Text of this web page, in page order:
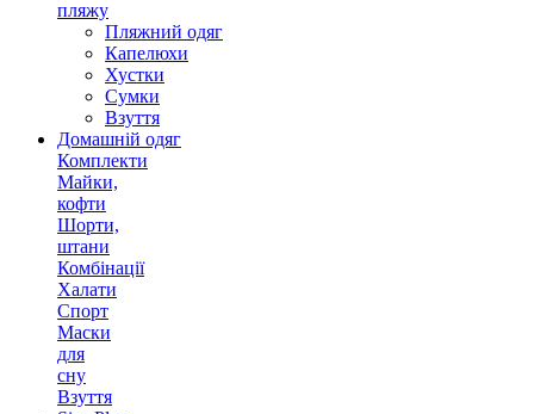
пляжу
Пляжний одяг
Капелюхи
Хустки
Сумки
Взуття
Домашній одяг
Комплекти
Майки,
кофти
Шорти,
штани
Комбінації
Халати
Спорт
Маски
для
сну
Взуття